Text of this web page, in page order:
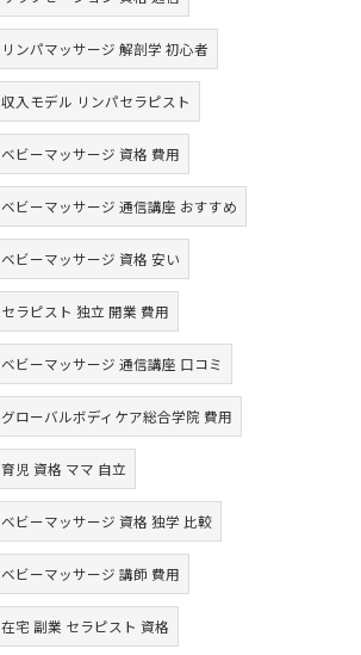
リンパマッサージ 解剖学 初心者
収入モデル リンパセラピスト
ベビーマッサージ 資格 費用
ベビーマッサージ 通信講座 おすすめ
ベビーマッサージ 資格 安い
セラピスト 独立 開業 費用
ベビーマッサージ 通信講座 口コミ
グローバルボディケア総合学院 費用
育児 資格 ママ 自立
ベビーマッサージ 資格 独学 比較
ベビーマッサージ 講師 費用
在宅 副業 セラピスト 資格